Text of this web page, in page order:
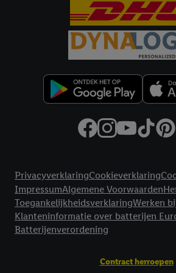
PrivacyverklaringCookieverklaring
ImpressumAlgemene Voorwaarden
ToegankelijkheidsverklaringWerken
Klanteninformatie over batterijen
Batterijenverordening
Contract herroepen
Criteo S.A. beschikt, aan jou kunnen
Onder "Aanpassen" kun je aangeven met
vergelijkbare technieken en met welke
je instemt. Verder kan je er meer informatie
Door te klikken op "Weigeren", kies je voor
technisch noodzakelijke cookies en
Door op "Akkoord" te klikken, stem je in
voor alle bovengenoemde doeleinden.
in onzeprivacyverklaring.Je vindt de
website hier.Klikhiervoor meer informatie
wij inzetten.